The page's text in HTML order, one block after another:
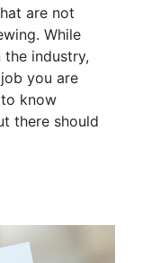
are not
While
the industry,
you are
know
there should